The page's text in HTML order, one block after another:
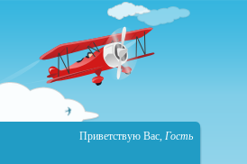
Приветствую Вас, Гость